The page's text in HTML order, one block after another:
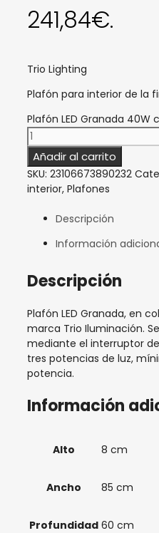
241,84€.
Trio Lighting
Plafón para interior de la
Plafón LED Granada 40W
Añadir al carrito
SKU: 23106673890232
interior, Plafones
Descripción
Información
Descripción
Plafón LED Granada, en
marca Trio Iluminación.
mediante el interruptor
tres potencias de luz,
potencia.
Información
Alto 8 cm
Ancho 85 cm
Profundidad 60 cm